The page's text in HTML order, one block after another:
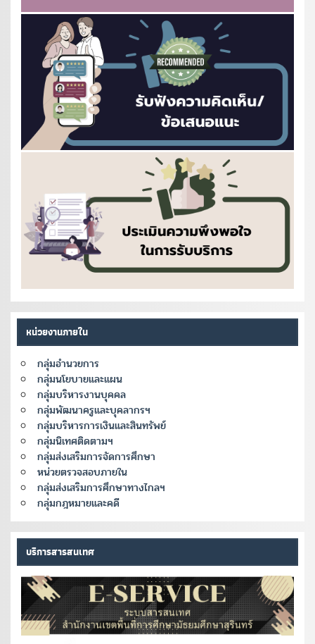
หน่วยงานภายใน
กลุ่มอำนวยการ
กลุ่มนโยบายและแผน
กลุ่มบริหารงานบุคคล
กลุ่มพัฒนาครูและบุคลากรฯ
กลุ่มบริหารการเงินและสินทรัพย์
กลุ่มนิเทศติดตามฯ
กลุ่มส่งเสริมการจัดการศึกษา
หน่วยตรวจสอบภายใน
กลุ่มส่งเสริมการศึกษาทางไกลฯ
กลุ่มกฎหมายและคดี
บริการสารสนเทศ